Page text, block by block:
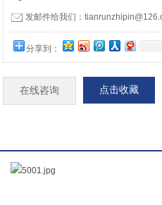
发邮件给我们：
分享到：
在线咨询 点击收藏